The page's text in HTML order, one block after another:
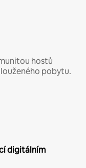
hostů
pobytu.
digitálním